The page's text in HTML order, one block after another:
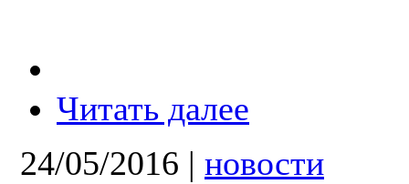
Читать далее
24/05/2016 | новости